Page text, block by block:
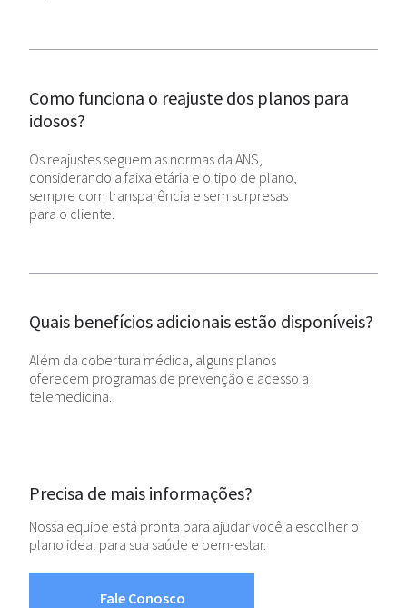
Como funciona o reajuste dos planos para
idosos?
Os reajustes seguem as normas da ANS,
considerando a faixa etária e o tipo de plano,
sempre com transparência e sem surpresas
para o cliente.
Quais benefícios adicionais estão disponíveis?
Além da cobertura médica, alguns planos
oferecem programas de prevenção e acesso a
telemedicina.
Precisa de mais informações?
Nossa equipe está pronta para ajudar você a escolher o
plano ideal para sua saúde e bem-estar.
Fale Conosco